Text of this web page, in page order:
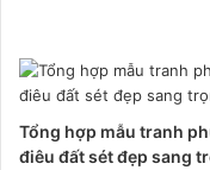
Tổng hợp mẫu tranh
điêu đất sét đẹp sang